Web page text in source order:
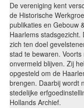
De vereniging kent
de Historische
publikaties en Gebouw
Haarlems
zich ten doel
stad te bewaren.
onvermeld blijven. Zij
opgesteld om de
brengen. Daarbij wordt
stedelijke
Hollands Archief.